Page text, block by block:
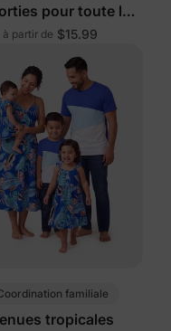
pour toute la
famille beige
à partir de $15.99
familiale
tropicales